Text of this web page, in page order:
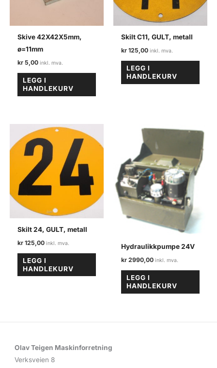
Skive 42X42X5mm,
ø=11mm
kr 5,00
LEGG I
HANDLEKURV
Skilt C11, GULT, metall
kr 125,00
LEGG I
HANDLEKURV
Skilt 24, GULT, metall
kr 125,00
LEGG I
HANDLEKURV
Hydraulikkpumpe 24V
kr 2990,00
LEGG I
HANDLEKURV
Olav Teigen Maskinforretning
Verksveien 8